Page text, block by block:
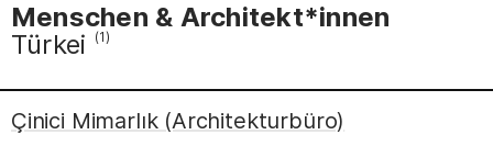
Menschen & Architekt*innen
Türkei
(1)
Çinici Mimarlık (Architekturbüro)